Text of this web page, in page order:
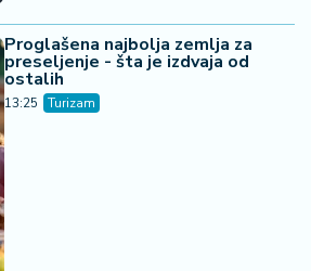
Proglašena najbolja zemlja za
preseljenje - šta je izdvaja od
ostalih
13:25 Turizam